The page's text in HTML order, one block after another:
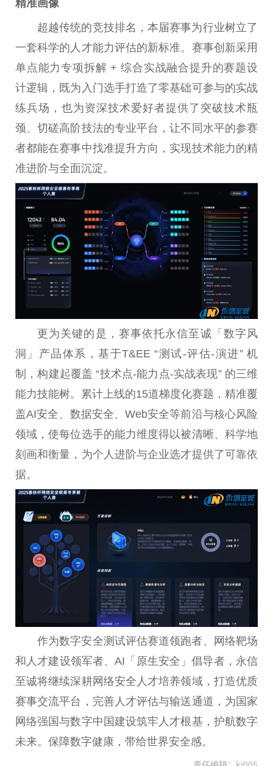
精准画像
超越传统的竞技排名，本届赛事为行业树立了
一套科学的人才能力评估的新标准。赛事创新采用
单点能力专项拆解 + 综合实战融合提升的赛题设
计逻辑，既为入门选手打造了零基础可参与的实战
练兵场，也为资深技术爱好者提供了突破技术瓶
颈、切磋高阶技法的专业平台，让不同水平的参赛
者都能在赛事中找准提升方向，实现技术能力的精
准进阶与全面沉淀。
更为关键的是，赛事依托永信至诚「数字风
洞」产品体系，基于T&EE “测试-评估-演进” 机
制，构建起覆盖 “技术点-能力点-实战表现” 的三维
能力技能树。累计上线的15道梯度化赛题，精准覆
盖AI安全、数据安全、Web安全等前沿与核心风险
领域，使每位选手的能力维度得以被清晰、科学地
刻画和衡量，为个人进阶与企业选才提供了可靠依
据。
作为数字安全测试评估赛道领跑者、网络靶场
和人才建设领军者、AI「原生安全」倡导者，永信
至诚将继续深耕网络安全人才培养领域，打造优质
赛事交流平台，完善人才评估与输送通道，为国家
网络强国与数字中国建设筑牢人才根基，护航数字
未来。保障数字健康，带给世界安全感。